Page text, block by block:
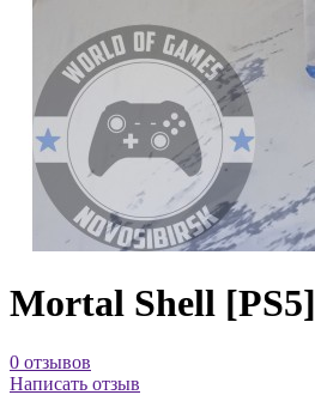
Mortal Shell [PS5]
0 отзывов
Написать отзыв